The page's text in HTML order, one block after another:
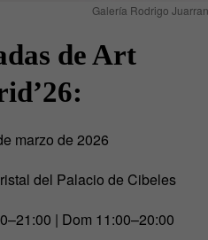
Galería Rodrigo
de Art
marzo de 2026
del Palacio de Cibeles
| Dom 11:00–20:00